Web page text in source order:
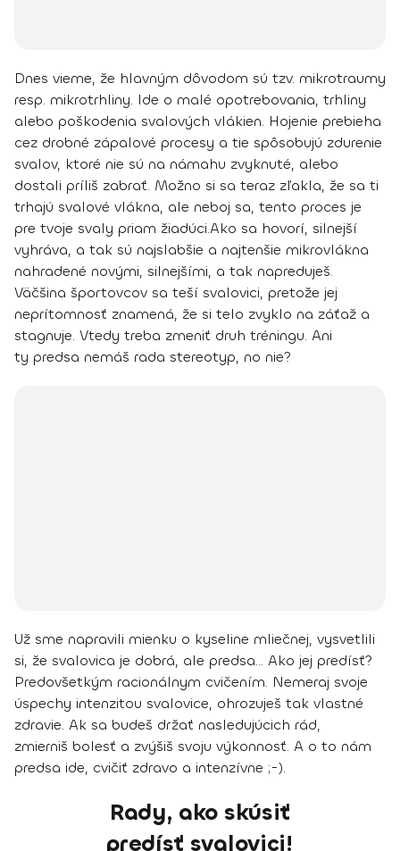
Dnes vieme, že hlavným dôvodom sú tzv. mikrotraumy
resp. mikrotrhliny. Ide o malé opotrebovania, trhliny
alebo poškodenia svalových vlákien. Hojenie prebieha
cez drobné zápalové procesy a tie spôsobujú zdurenie
svalov, ktoré nie sú na námahu zvyknuté, alebo
dostali príliš zabrať. Možno si sa teraz zľakla, že sa ti
trhajú svalové vlákna, ale neboj sa, tento proces je
pre tvoje svaly priam žiadúci.Ako sa hovorí, silnejší
vyhráva, a tak sú najslabšie a najtenšie mikrovlákna
nahradené novými, silnejšími, a tak napreduješ.
Väčšina športovcov sa teší svalovici, pretože jej
neprítomnosť znamená, že si telo zvyklo na záťaž a
stagnuje. Vtedy treba zmeniť druh tréningu. Ani
ty predsa nemáš rada stereotyp, no nie?
Už sme napravili mienku o kyseline mliečnej, vysvetlili
si, že svalovica je dobrá, ale predsa… Ako jej predísť?
Predovšetkým racionálnym cvičením. Nemeraj svoje
úspechy intenzitou svalovice, ohrozuješ tak vlastné
zdravie. Ak sa budeš držať nasledujúcich rád,
zmierniš bolesť a zvýšiš svoju výkonnosť. A o to nám
predsa ide, cvičiť zdravo a intenzívne ;-).
Rady, ako skúsiť
predísť svalovici!